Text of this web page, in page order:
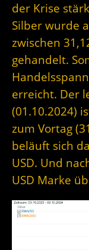
der Krise
Silber wurde
zwischen
gehandelt.
erreicht. Der
(01.10.2024)
zum Vortag
beläuft sich
USD. Und
USD Marke